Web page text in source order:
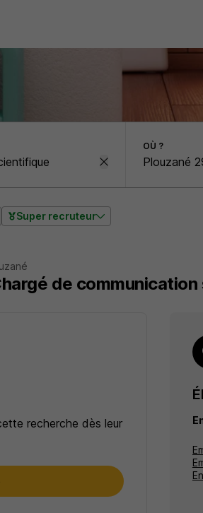
OÙ ?
Super recruteur
de
recherche dès leur